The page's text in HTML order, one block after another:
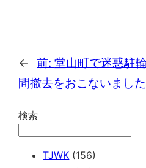
← 前:堂山町で迷惑駐
間撤去をおこないました
検索
TJWK (156)